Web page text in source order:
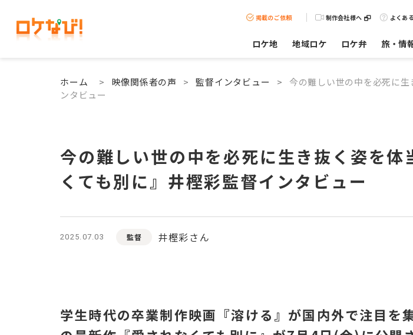
掲載のご依頼 制作会社様へ よくあ
ロケ地 地域ロケ ロケ弁 旅・情
ホーム > 映像関係者の声 > 監督インタビュー >
今の難しい世の中を必死に
ンタビュー
今の難しい世の中を必死に生き抜く姿を
くても別に』井樫彩監督インタビュー
2025.07.03 監督 井樫彩さん
学生時代の卒業制作映画『溶ける』が国内外で注目